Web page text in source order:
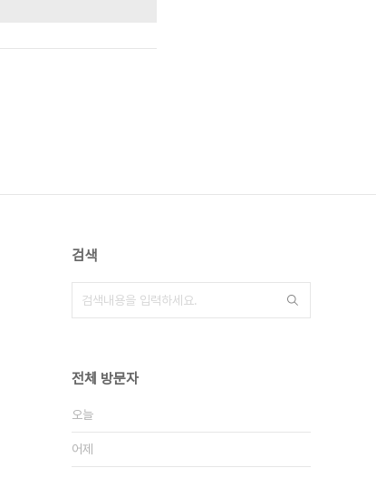
검색
전체 방문자
오늘
어제